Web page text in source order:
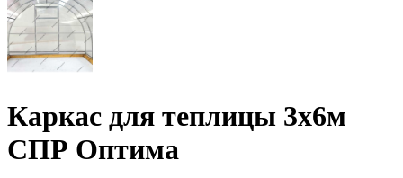
Каркас для теплицы 3х6м
СПР Оптима